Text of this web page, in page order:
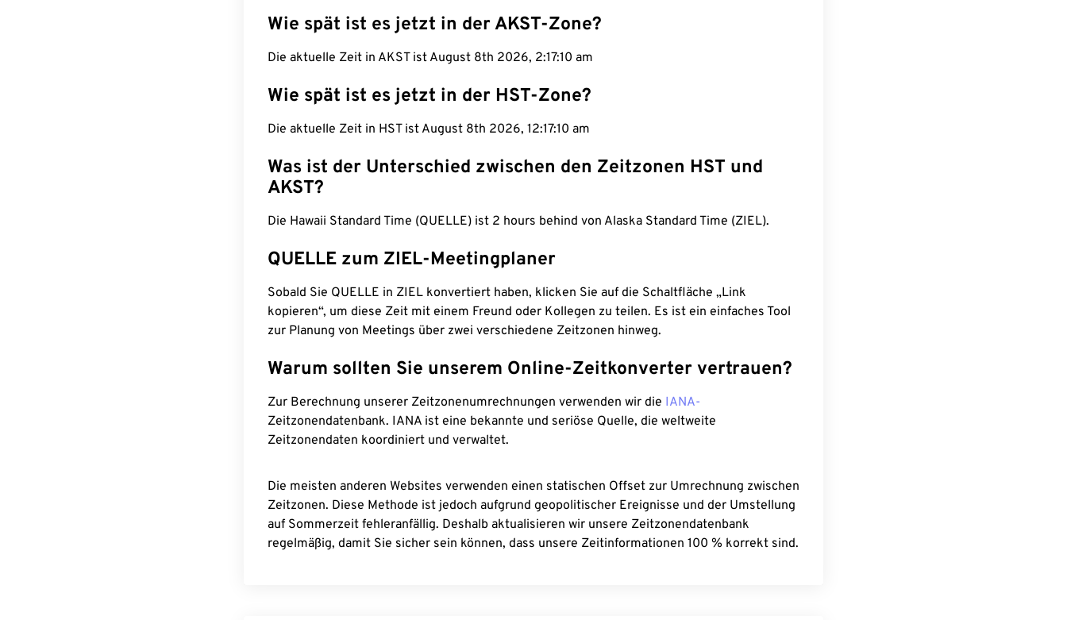
Wie spät ist es jetzt in der AKST-Zone?
Die aktuelle Zeit in AKST ist August 8th 2026, 2:17:11 am
Wie spät ist es jetzt in der HST-Zone?
Die aktuelle Zeit in HST ist August 8th 2026, 12:17:11 am
Was ist der Unterschied zwischen den Zeitzonen HST und
AKST?
Die Hawaii Standard Time (QUELLE) ist 2 hours behind von Alaska Standard Time (ZIEL).
QUELLE zum ZIEL-Meetingplaner
Sobald Sie QUELLE in ZIEL konvertiert haben, klicken Sie auf die Schaltfläche „Link
kopieren“, um diese Zeit mit einem Freund oder Kollegen zu teilen. Es ist ein einfaches Tool
zur Planung von Meetings über zwei verschiedene Zeitzonen hinweg.
Warum sollten Sie unserem Online-Zeitkonverter vertrauen?
Zur Berechnung unserer Zeitzonenumrechnungen verwenden wir die IANA-
Zeitzonendatenbank. IANA ist eine bekannte und seriöse Quelle, die weltweite
Zeitzonendaten koordiniert und verwaltet.
Die meisten anderen Websites verwenden einen statischen Offset zur Umrechnung zwischen
Zeitzonen. Diese Methode ist jedoch aufgrund geopolitischer Ereignisse und der Umstellung
auf Sommerzeit fehleranfällig. Deshalb aktualisieren wir unsere Zeitzonendatenbank
regelmäßig, damit Sie sicher sein können, dass unsere Zeitinformationen 100 % korrekt sind.